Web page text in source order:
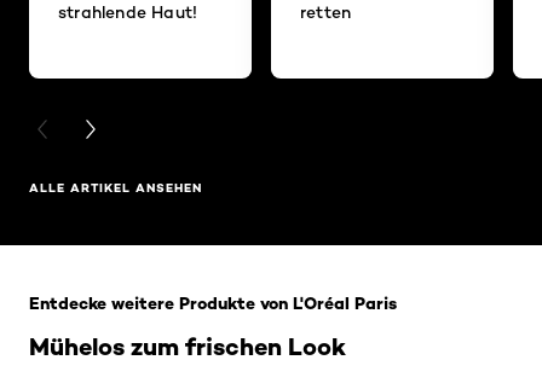
strahlende Haut!
retten
PREVIOUS CARD
NEXT CARD
ALLE ARTIKEL ANSEHEN
Mühelos zum frischen Look
Entdecke weitere Produkte von L'Oréal Paris